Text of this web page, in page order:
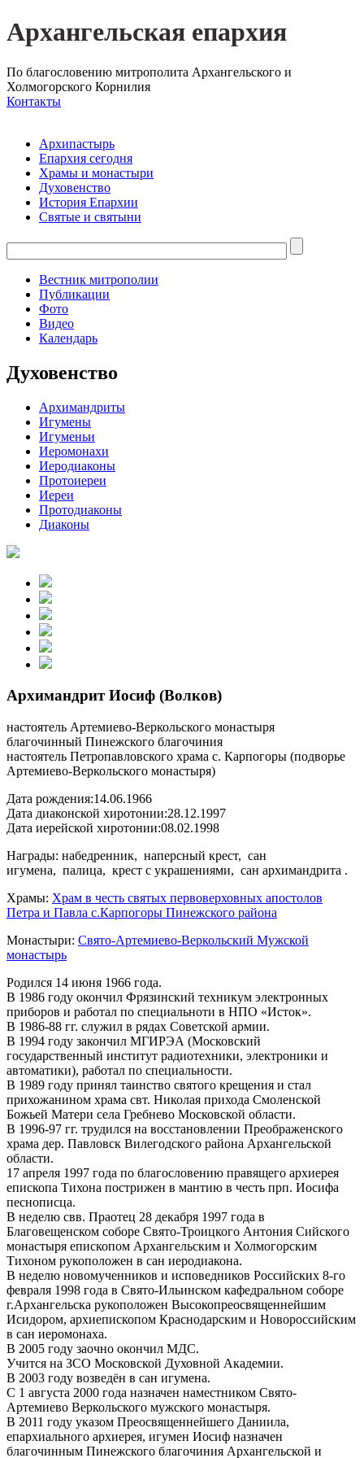
Архангельская епархия
По благословению митрополита Архангельского и
Холмогорского Корнилия
Контакты
Архипастырь
Епархия сегодня
Храмы и монастыри
Духовенство
История Епархии
Святые и святыни
Вестник митрополии
Публикации
Фото
Видео
Календарь
Духовенство
Архимандриты
Игумены
Игуменьи
Иеромонахи
Иеродиаконы
Протоиереи
Иереи
Протодиаконы
Диаконы
Архимандрит Иосиф (Волков)
настоятель Артемиево-Веркольского монастыря
благочинный Пинежского благочиния
настоятель Петропавловского храма с. Карпогоры (подворье
Артемиево-Веркольского монастыря)
Дата рождения:14.06.1966
Дата диаконской хиротонии:28.12.1997
Дата иерейской хиротонии:08.02.1998
Награды: набедренник, наперсный крест, сан
игумена, палица, крест с украшениями, сан архимандрита .
Храмы: Храм в честь святых первоверховных апостолов
Петра и Павла с.Карпогоры Пинежского района
Монастыри: Свято-Артемиево-Веркольский Мужской
монастырь
Родился 14 июня 1966 года.
В 1986 году окончил Фрязинский техникум электронных
приборов и работал по специальноти в НПО «Исток».
В 1986-88 гг. служил в рядах Советской армии.
В 1994 году закончил МГИРЭА (Московский
государственный институт радиотехники, электроники и
автоматики), работал по специальности.
В 1989 году принял таинство святого крещения и стал
прихожанином храма свт. Николая прихода Смоленской
Божьей Матери села Гребнево Московской области.
В 1996-97 гг. трудился на восстановлении Преображенского
храма дер. Павловск Вилегодского района Архангельской
области.
17 апреля 1997 года по благословению правящего архиерея
епископа Тихона пострижен в мантию в честь прп. Иосифа
песнописца.
В неделю свв. Праотец 28 декабря 1997 года в
Благовещенском соборе Свято-Троицкого Антония Сийского
монастыря епископом Архангельским и Холмогорским
Тихоном рукоположен в сан иеродиакона.
В неделю новомученников и исповедников Российских 8-го
февраля 1998 года в Свято-Ильинском кафедральном соборе
г.Архангельска рукоположен Высокопреосвященнейшим
Исидором, архиепископом Краснодарским и Новороссийским
в сан иеромонаха.
В 2005 году заочно окончил МДС.
Учится на ЗСО Московской Духовной Академии.
В 2003 году возведён в сан игумена.
С 1 августа 2000 года назначен наместником Свято-
Артемиево Веркольского мужского монастыря.
В 2011 году указом Преосвященнейшего Даниила,
епархиального архиерея, игумен Иосиф назначен
благочинным Пинежского благочиния Архангельской и